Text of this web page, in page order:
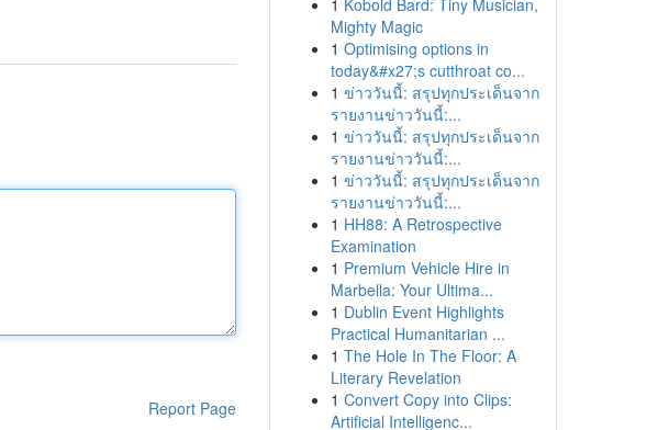
Report Page
1 Kobold Bard: Tiny Musician,
Mighty Magic
1 Optimising options in
today&#x27;s cutthroat co...
1 ข่าววันนี้: สรุปทุกประเด็นจาก
รายงานข่าววันนี้:...
1 ข่าววันนี้: สรุปทุกประเด็นจาก
รายงานข่าววันนี้:...
1 ข่าววันนี้: สรุปทุกประเด็นจาก
รายงานข่าววันนี้:...
1 HH88: A Retrospective
Examination
1 Premium Vehicle Hire in
Marbella: Your Ultima...
1 Dublin Event Highlights
Practical Humanitarian ...
1 The Hole In The Floor: A
Literary Revelation
1 Convert Copy into Clips:
Artificial Intelligenc...